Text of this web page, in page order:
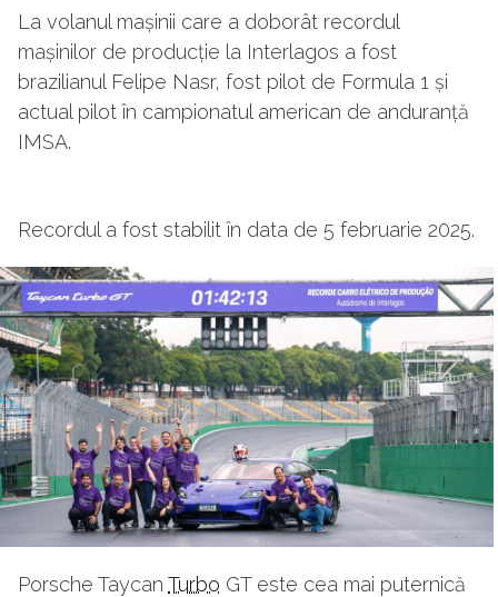
La volanul mașinii care a doborât recordul
mașinilor de producție la Interlagos a fost
brazilianul Felipe Nasr, fost pilot de Formula 1 și
actual pilot în campionatul american de anduranță
IMSA.
Recordul a fost stabilit în data de 5 februarie 2025.
Porsche Taycan Turbo GT este cea mai puternică